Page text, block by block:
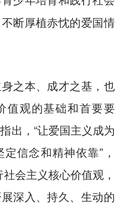
断厚植赤忱的爱国情
之本、成才之基，也
值观的基础和首要要
出，“让爱国主义成为
信念和精神依靠”，
会主义核心价值观，
深入、持久、生动的